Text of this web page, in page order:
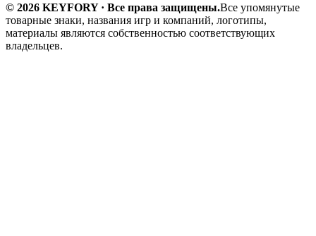
© 2026 KEYFORY · Все права защищены.Все упомянутые
товарные знаки, названия игр и компаний, логотипы,
материалы являются собственностью соответствующих
владельцев.